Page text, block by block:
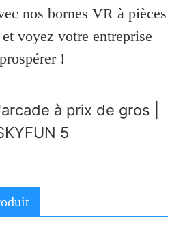
nos bornes VR à pièces
voyez votre entreprise
prospérer !